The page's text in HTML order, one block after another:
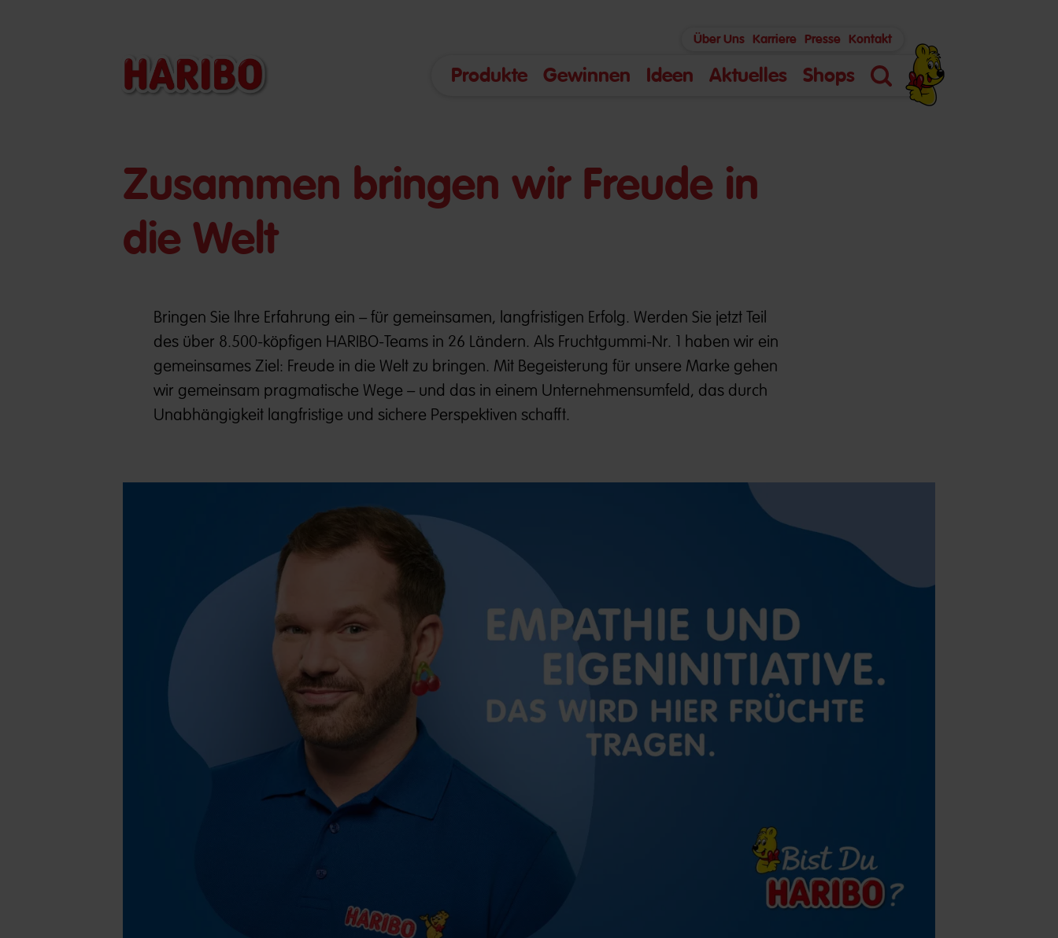
Produkte Gewinnen Ideen Aktuelles Shops
Suche
Über Uns Karriere Presse Kontakt
​​Zusammen bringen wir Freude in
die Welt
Bringen Sie Ihre Erfahrung ein – für gemeinsamen, langfristigen Erfolg. Werden Sie jetzt Teil
des über 8.500-köpfigen HARIBO-Teams in 26 Ländern. Als Fruchtgummi-Nr. 1 haben wir ein
gemeinsames Ziel: Freude in die Welt zu bringen. Mit Begeisterung für unsere Marke gehen
wir gemeinsam pragmatische Wege – und das in einem Unternehmensumfeld, das durch
Unabhängigkeit langfristige und sichere Perspektiven schafft.